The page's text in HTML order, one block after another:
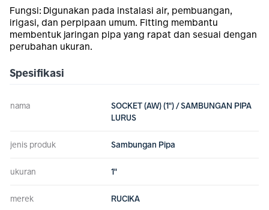
Fungsi: Digunakan pada instalasi air, pembuangan,
irigasi, dan perpipaan umum. Fitting membantu
membentuk jaringan pipa yang rapat dan sesuai dengan
perubahan ukuran.
Spesifikasi
nama
SOCKET (AW) (1") / SAMBUNGAN PIPA
LURUS
jenis produk Sambungan Pipa
ukuran 1"
merek RUCIKA